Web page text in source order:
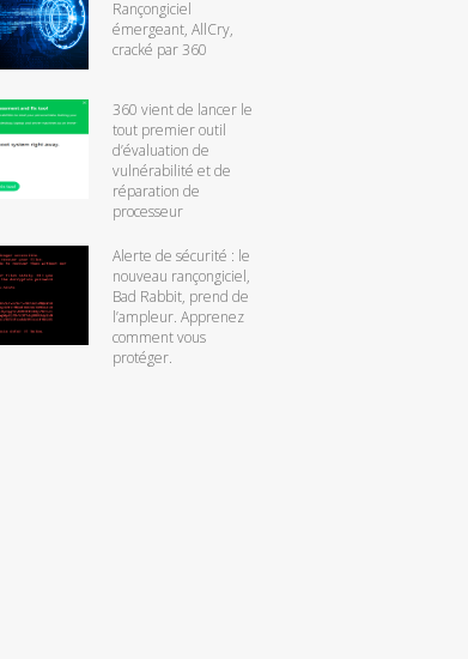
Rançongiciel
émergeant, AllCry,
cracké par 360
360 vient de lancer le
tout premier outil
d’évaluation de
vulnérabilité et de
réparation de
processeur
Alerte de sécurité : le
nouveau rançongiciel,
Bad Rabbit, prend de
l’ampleur. Apprenez
comment vous
protéger.